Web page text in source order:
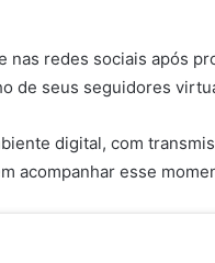
nas redes sociais após
de seus seguidores
digital, com
acompanhar esse